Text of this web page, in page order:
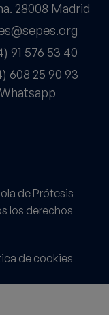
28008 Madrid
91 576 53 40
608 25 90 93
Whatsapp
de Prótesis
los derechos
de cookies